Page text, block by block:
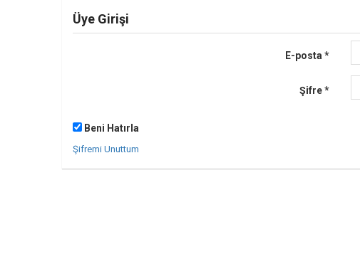
Üye Girişi
E-posta *
Şifre*
Beni Hatırla
Şifremi Unuttum